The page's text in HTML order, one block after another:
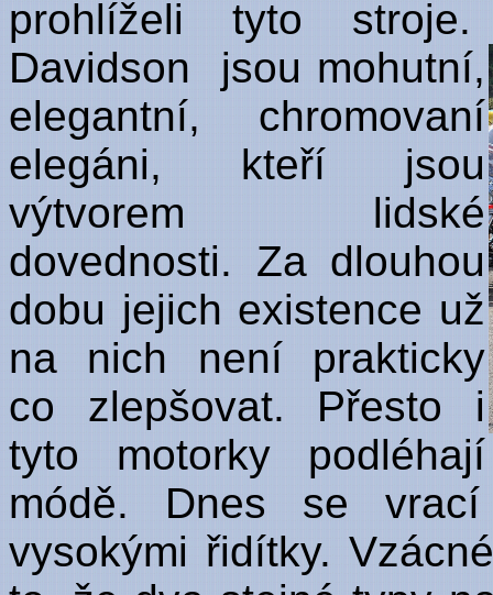
prohlíželi tyto
Davidson jsou mohutní,
elegantní, chromovaní
elegáni, kteří jsou
výtvorem lidské
dovednosti. Za dlouhou
dobu jejich existence už
na nich není prakticky
co zlepšovat. Přesto i
tyto motorky podléhají
módě. Dnes se
vysokými řidítky.